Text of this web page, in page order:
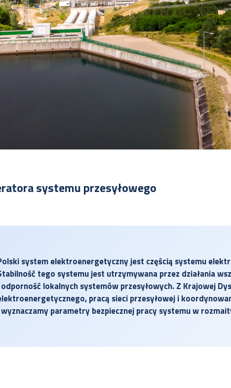
systemu przesyłowego
system elektroenergetyczny jest częścią systemu
tego systemu jest utrzymywana przez działania
lokalnych systemów przesyłowych. Z Krajowej
pracą sieci przesyłowej i
parametry bezpiecznej pracy systemu w